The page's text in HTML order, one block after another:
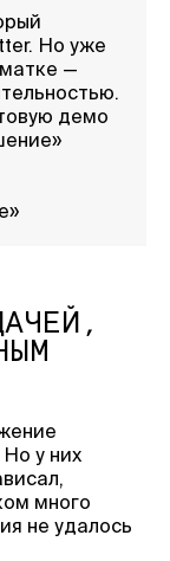
Но уже
—
демо
у них
много
не удалось